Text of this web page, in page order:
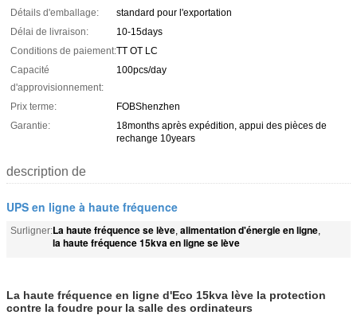
Détails d'emballage:
standard pour l'exportation
Délai de livraison:
10-15days
Conditions de paiement:TT OT LC
Capacité
d'approvisionnement:
100pcs/day
Prix ​​terme:
FOBShenzhen
Garantie:
18months après expédition, appui des pièces de
rechange 10years
description de
UPS en ligne à haute fréquence
Surligner:La haute fréquence se lève, alimentation d'énergie en ligne,
la haute fréquence 15kva en ligne se lève
La haute fréquence en ligne d'Eco 15kva lève la protection
contre la foudre pour la salle des ordinateurs